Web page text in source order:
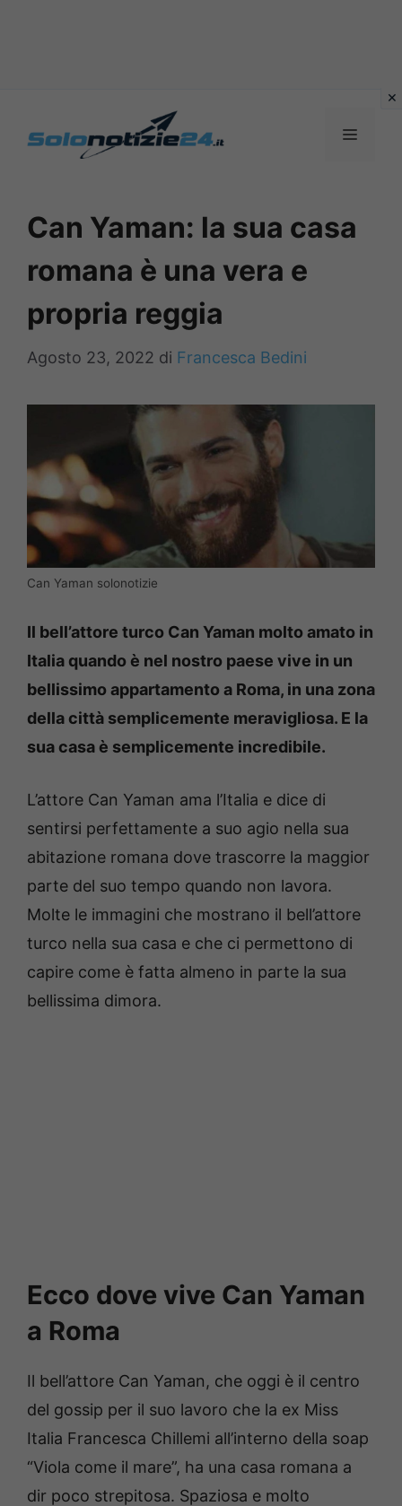
MENU
Can Yaman: la sua casa
romana è una vera e
propria reggia
Agosto 23, 2022 di Francesca Bedini
Can Yaman solonotizie
Il bell’attore turco Can Yaman molto amato in
Italia quando è nel nostro paese vive in un
bellissimo appartamento a Roma, in una zona
della città semplicemente meravigliosa. E la
sua casa è semplicemente incredibile.
L’attore Can Yaman ama l’Italia e dice di
sentirsi perfettamente a suo agio nella sua
abitazione romana dove trascorre la maggior
parte del suo tempo quando non lavora.
Molte le immagini che mostrano il bell’attore
turco nella sua casa e che ci permettono di
capire come è fatta almeno in parte la sua
bellissima dimora.
Ecco dove vive Can Yaman
a Roma
Il bell’attore Can Yaman, che oggi è il centro
del gossip per il suo lavoro che la ex Miss
Italia Francesca Chillemi all’interno della soap
“Viola come il mare”, ha una casa romana a
dir poco strepitosa. Spaziosa e molto